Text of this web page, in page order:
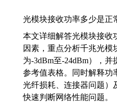
光模块接收功率多少是正
本文详细解答光模块接收
因素，重点分析千兆光模
为-3dBm至-24dBm），
参考值表格。同时解释功
光纤损耗、连接器问题）
快速判断网络性能问题。